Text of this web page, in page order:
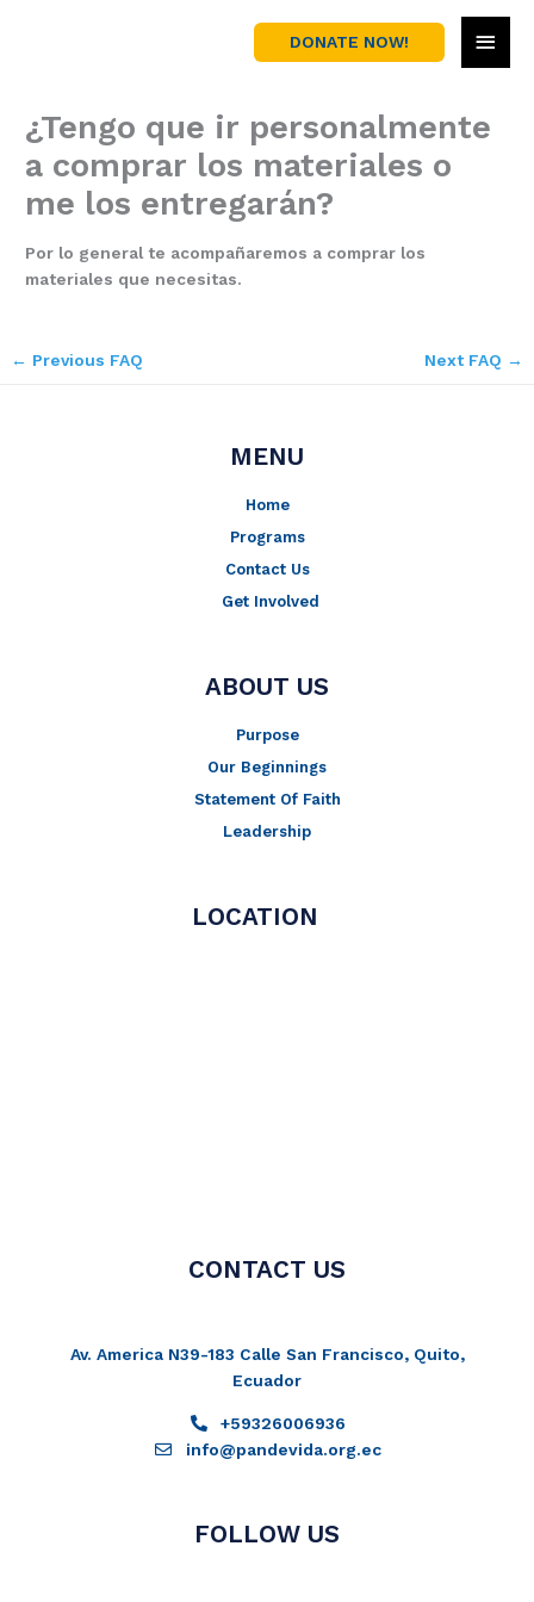
DONATE NOW!
¿Tengo que ir personalmente
a comprar los materiales o
me los entregarán?
Por lo general te acompañaremos a comprar los
materiales que necesitas.
← Previous FAQ Next FAQ →
MENU
Home
Programs
Contact Us
Get Involved
ABOUT US
Purpose
Our Beginnings
Statement Of Faith
Leadership
LOCATION
CONTACT US
Av. America N39-183 Calle San Francisco, Quito,
Ecuador
+59326006936
info@pandevida.org.ec
FOLLOW US